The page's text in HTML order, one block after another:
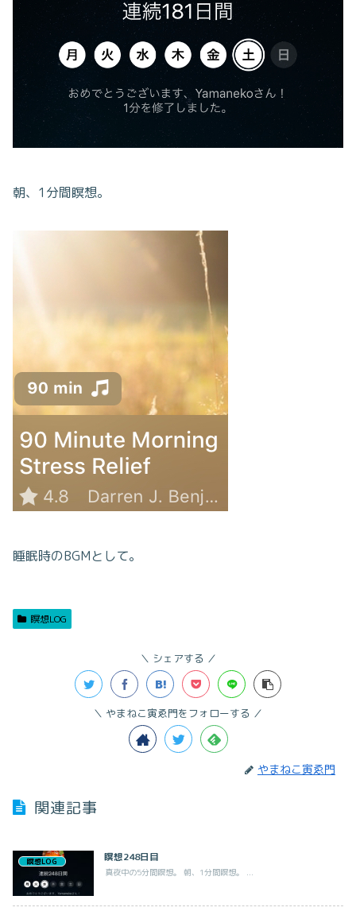
朝、1分間瞑想。
睡眠時のBGMとして。
瞑想LOG
シェアする
やまねこ寅ゑ門をフォローする
やまねこ寅ゑ門
関連記事
瞑想LOG 瞑想248日目
真夜中の5分間瞑想。 朝、1分間瞑想。 ...